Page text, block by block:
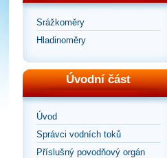
Srážkoměry
Hladinoměry
Úvodní část
Úvod
Správci vodních toků
Příslušný povodňový orgán